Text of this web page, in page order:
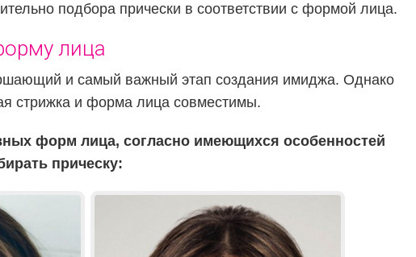
подбора прически в соответствии с формой лица.
лица
и самый важный этап создания имиджа. Однако
стрижка и форма лица совместимы.
форм лица, согласно имеющихся особенностей
прическу: